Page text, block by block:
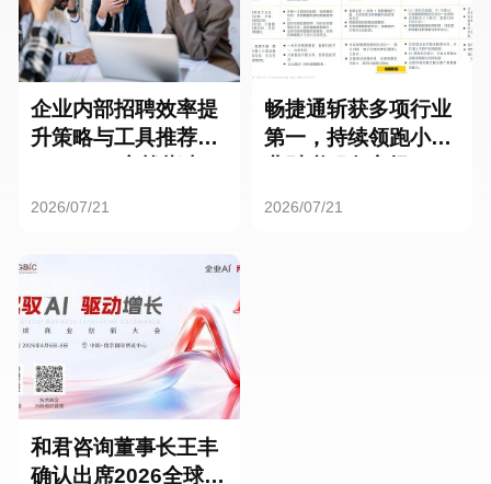
企业内部招聘效率提
升策略与工具推荐：
2026/07/21
畅捷通斩获多项行业
第一，持续领跑小微
2026/07/21
和君咨询董事长王丰
确认出席2026全球商